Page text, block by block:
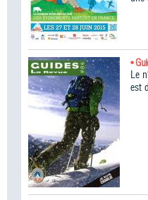
•
Le
est